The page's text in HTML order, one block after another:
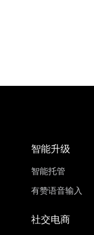
智能升级
智能托管
有赞语音输入
社交电商